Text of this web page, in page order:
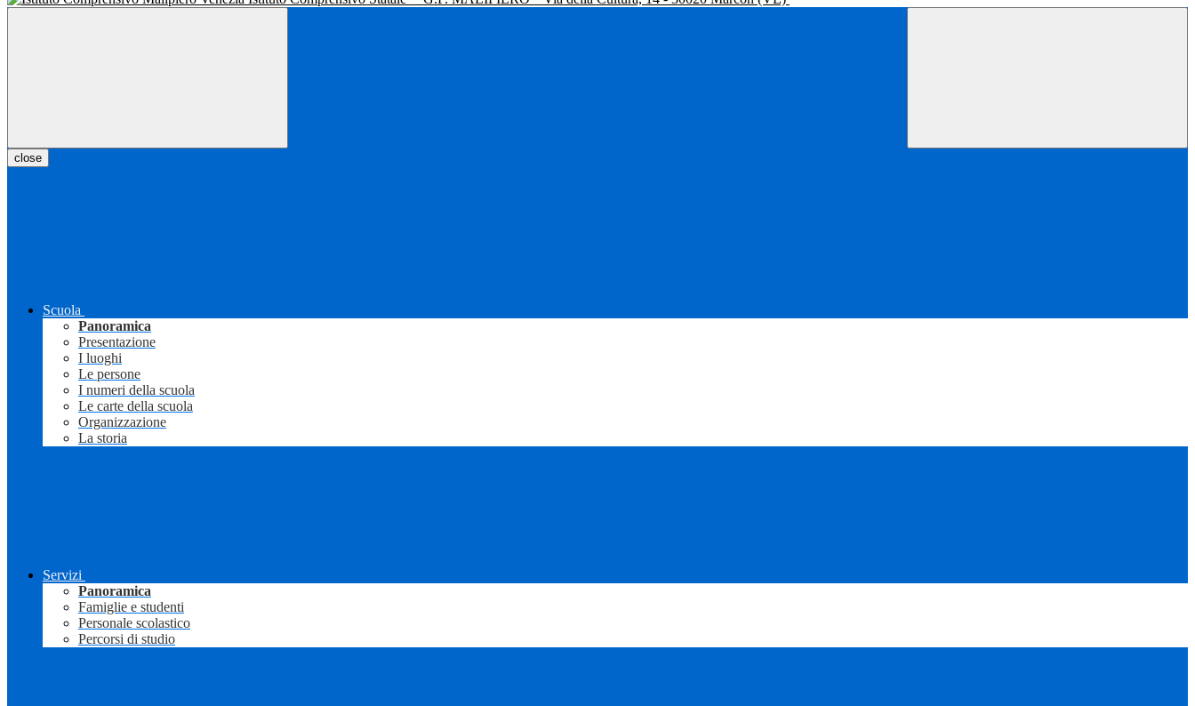
close
Scuola
Panoramica
Presentazione
I luoghi
Le persone
I numeri della scuola
Le carte della scuola
Organizzazione
La storia
Servizi
Panoramica
Famiglie e studenti
Personale scolastico
Percorsi di studio